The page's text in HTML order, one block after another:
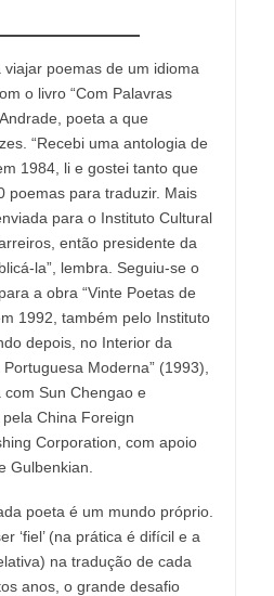
poemas de um idioma
o livro “Com Palavras
poeta a que
“Recebi uma antologia de
1984, li e gostei tanto que
poemas para traduzir. Mais
para o Instituto Cultural
então presidente da
la”, lembra. Seguiu-se o
a obra “Vinte Poetas de
1992, também pelo Instituto
depois, no Interior da
Moderna” (1993),
Sun Chengao e
China Foreign
Corporation, com apoio
Gulbenkian.
poeta é um mundo próprio.
‘fiel’ (na prática é difícil e a
na tradução de cada
anos, o grande desafio